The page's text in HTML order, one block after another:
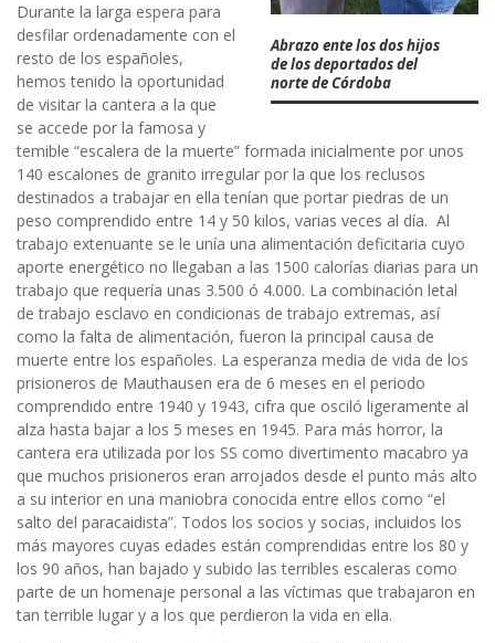
Abrazo ente los dos hijos
de los deportados del
norte de Córdoba
Durante la larga espera para
desfilar ordenadamente con el
resto de los españoles,
hemos tenido la oportunidad
de visitar la cantera a la que
se accede por la famosa y
temible “escalera de la muerte” formada inicialmente por unos
140 escalones de granito irregular por la que los reclusos
destinados a trabajar en ella tenían que portar piedras de un
peso comprendido entre 14 y 50 kilos, varias veces al día. Al
trabajo extenuante se le unía una alimentación deficitaria cuyo
aporte energético no llegaban a las 1500 calorías diarias para un
trabajo que requería unas 3.500 ó 4.000. La combinación letal
de trabajo esclavo en condicionas de trabajo extremas, así
como la falta de alimentación, fueron la principal causa de
muerte entre los españoles. La esperanza media de vida de los
prisioneros de Mauthausen era de 6 meses en el periodo
comprendido entre 1940 y 1943, cifra que osciló ligeramente al
alza hasta bajar a los 5 meses en 1945. Para más horror, la
cantera era utilizada por los SS como divertimento macabro ya
que muchos prisioneros eran arrojados desde el punto más alto
a su interior en una maniobra conocida entre ellos como “el
salto del paracaidista”. Todos los socios y socias, incluidos los
más mayores cuyas edades están comprendidas entre los 80 y
los 90 años, han bajado y subido las terribles escaleras como
parte de un homenaje personal a las víctimas que trabajaron en
tan terrible lugar y a los que perdieron la vida en ella.